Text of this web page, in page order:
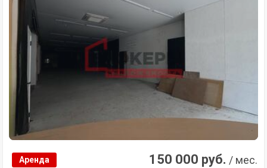
Аренда 150 000 руб. / мес.